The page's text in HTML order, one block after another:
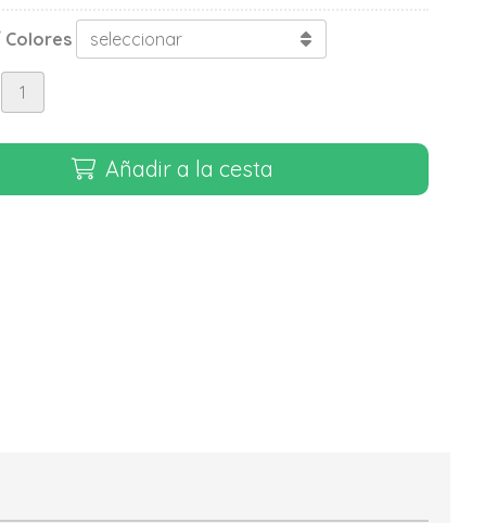
Colores
Añadir a la cesta